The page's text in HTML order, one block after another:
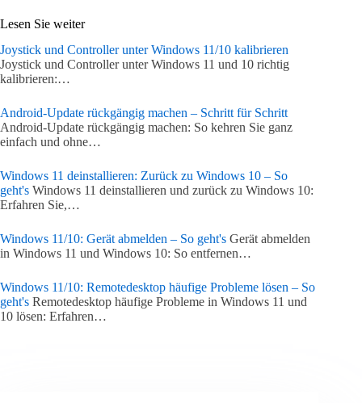
Lesen Sie weiter
Joystick und Controller unter Windows 11/10 kalibrieren
Joystick und Controller unter Windows 11 und 10 richtig
kalibrieren:…
Android-Update rückgängig machen – Schritt für Schritt
Android-Update rückgängig machen: So kehren Sie ganz
einfach und ohne…
Windows 11 deinstallieren: Zurück zu Windows 10 – So
geht's Windows 11 deinstallieren und zurück zu Windows 10:
Erfahren Sie,…
Windows 11/10: Gerät abmelden – So geht's Gerät abmelden
in Windows 11 und Windows 10: So entfernen…
Windows 11/10: Remotedesktop häufige Probleme lösen – So
geht's Remotedesktop häufige Probleme in Windows 11 und
10 lösen: Erfahren…